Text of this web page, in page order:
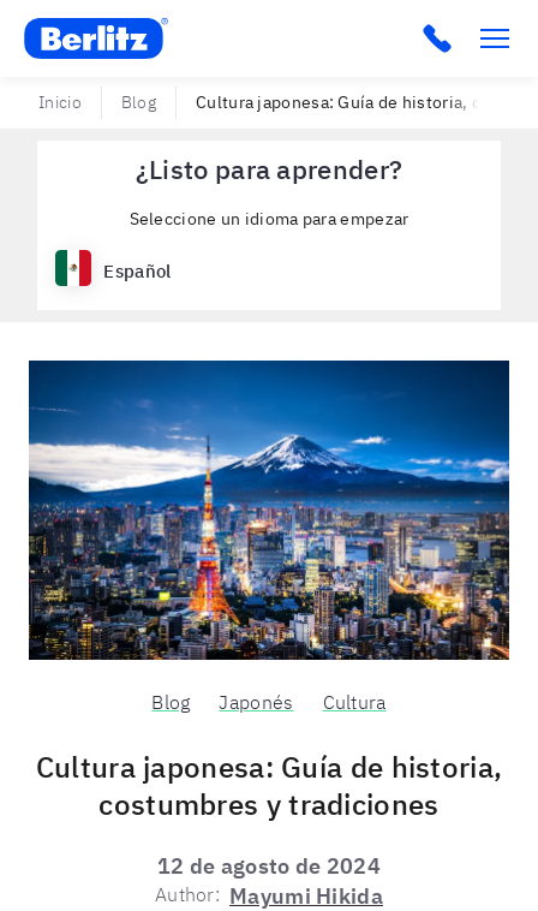
Berlitz USA Click to
Inicio Blog Cultura japonesa: Guía de historia,
¿Listo para aprender?
Seleccione un idioma para empezar
Español
Blog Japonés Cultura
Cultura japonesa: Guía de historia,
costumbres y tradiciones
12 de agosto de 2024
Author: Mayumi Hikida